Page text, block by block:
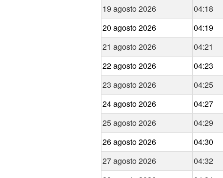
19 agosto 2026
04:18
20 agosto 2026
04:19
21 agosto 2026
04:21
22 agosto 2026
04:23
23 agosto 2026
04:25
24 agosto 2026
04:27
25 agosto 2026
04:29
26 agosto 2026
04:30
27 agosto 2026
04:32